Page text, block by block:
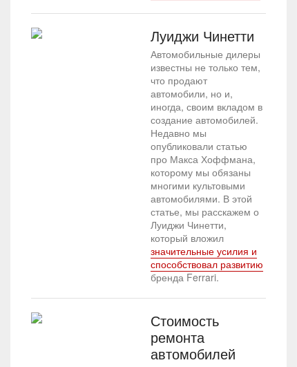
Луиджи Чинетти
Автомобильные дилеры
известны не только тем,
что продают
автомобили, но и,
иногда, своим вкладом в
создание автомобилей.
Недавно мы
опубликовали статью
про Макса Хоффмана,
которому мы обязаны
многими культовыми
автомобилями. В этой
статье, мы расскажем о
Луиджи Чинетти,
который вложил
значительные усилия и
способствовал развитию
бренда Ferrari.
Стоимость
ремонта
автомобилей